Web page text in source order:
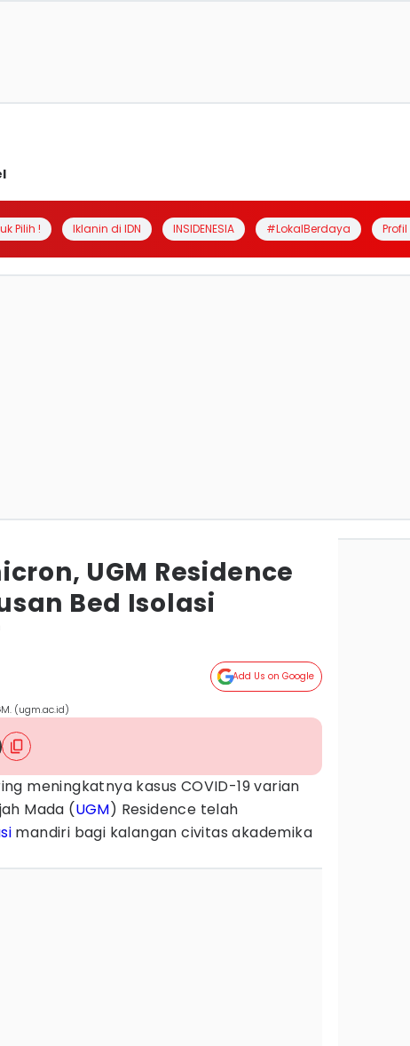
Pilih ! Iklanin di IDN INSIDENESIA #LokalBerdaya
UGM Residence
Bed Isolasi
Add Us on Google
(ugm.ac.id)
meningkatnya kasus COVID-19 varian
Mada (UGM) Residence telah
mandiri bagi kalangan civitas akademika